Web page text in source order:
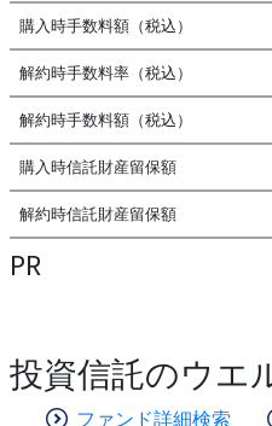
購入時手数料額（税込）
解約時手数料率（税込）
解約時手数料額（税込）
購入時信託財産留保額
解約時信託財産留保額
PR
投資信託のウエ
ファンド詳細検索